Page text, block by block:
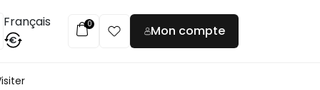
Français
€
0 Mon compte